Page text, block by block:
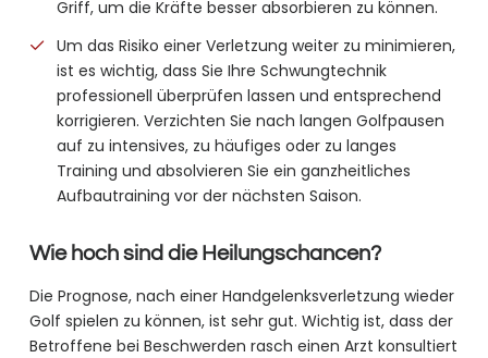
Griff, um die Kräfte besser absorbieren zu können.
Um das Risiko einer Verletzung weiter zu minimieren,
ist es wichtig, dass Sie Ihre Schwungtechnik
professionell überprüfen lassen und entsprechend
korrigieren. Verzichten Sie nach langen Golfpausen
auf zu intensives, zu häufiges oder zu langes
Training und absolvieren Sie ein ganzheitliches
Aufbautraining vor der nächsten Saison.
Wie hoch sind die Heilungschancen?
Die Prognose, nach einer Handgelenksverletzung wieder
Golf spielen zu können, ist sehr gut. Wichtig ist, dass der
Betroffene bei Beschwerden rasch einen Arzt konsultiert